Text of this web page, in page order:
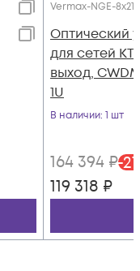
Vermax-NGE-8x21
Оптический
для сетей
выход, CWDM
1U
В наличии: 1 шт
164 394 ₽-27
119 318 ₽